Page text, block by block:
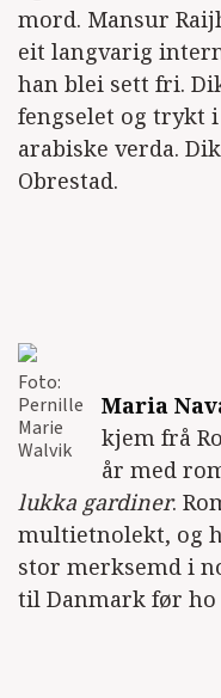
mord. Mansur
eit langvarig
han blei sett fri.
fengselet og trykt
arabiske verda.
Obrestad.
Foto:
Pernille
Marie
Walvik
Maria
kjem frå
år med
lukka gardiner.
multietnolekt, og
stor merksemd i
til Danmark før